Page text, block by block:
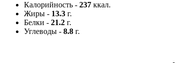
Калорийность - 237 ккал.
Жиры - 13.3 г.
Белки - 21.2 г.
Углеводы - 8.8 г.